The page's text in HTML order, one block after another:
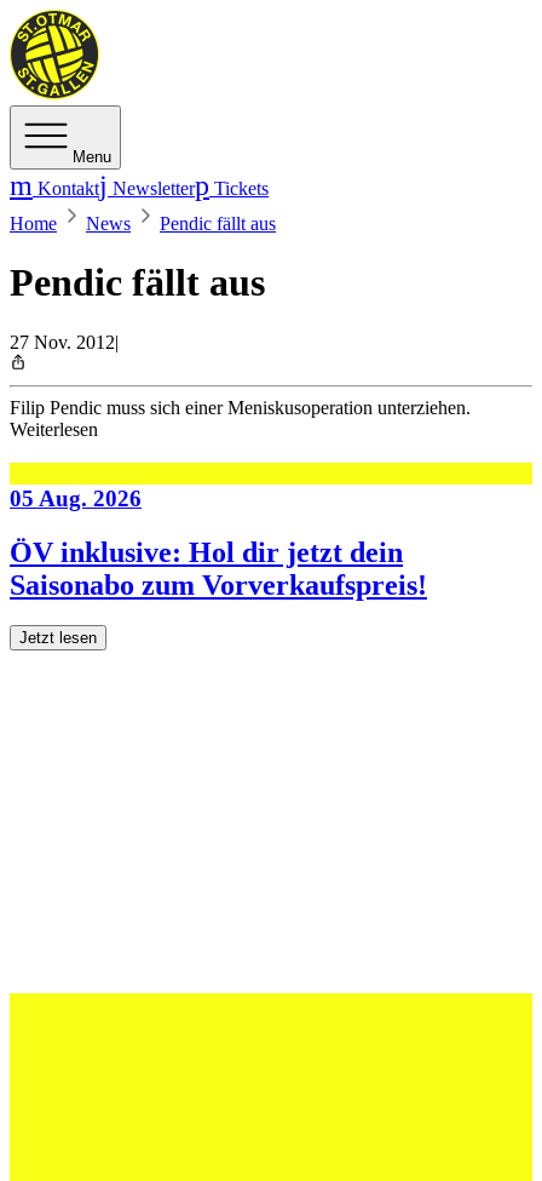
Menu
Kontakt Newsletter
Tickets
Home
News Pendic fällt aus
Pendic fällt aus
27 Nov. 2012|
Filip Pendic muss sich einer Meniskusoperation unterziehen.
Weiterlesen
05 Aug. 2026
ÖV inklusive: Hol dir jetzt dein
Saisonabo zum Vorverkaufspreis!
Jetzt lesen